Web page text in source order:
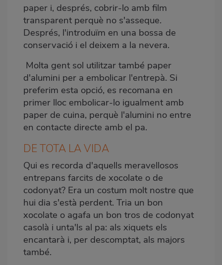
paper i, després, cobrir-lo amb film
transparent perquè no s'asseque.
Després, l'introduïm en una bossa de
conservació i el deixem a la nevera.
Molta gent sol utilitzar també paper
d'alumini per a embolicar l'entrepà. Si
preferim esta opció, es recomana en
primer lloc embolicar-lo igualment amb
paper de cuina, perquè l'alumini no entre
en contacte directe amb el pa.
DE TOTA LA VIDA
Qui es recorda d'aquells meravellosos
entrepans farcits de xocolate o de
codonyat? Era un costum molt nostre que
hui dia s'està perdent. Tria un bon
xocolate o agafa un bon tros de codonyat
casolà i unta'ls al pa: als xiquets els
encantarà i, per descomptat, als majors
també.